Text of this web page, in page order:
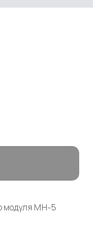
модуля МН-5